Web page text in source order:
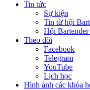
Tin tức
Sự kiện
Tin từ hội
Hội
Theo dõi
Facebook
Telegram
YouTube
Lịch học
Hình ảnh các khóa